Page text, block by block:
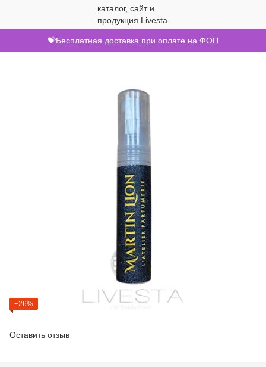
💝Бесплатная доставка при оплате на ФОП
−26%
Оставить отзыв